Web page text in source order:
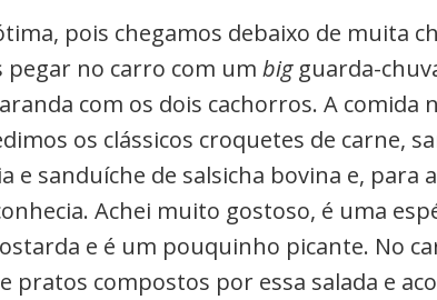
pois chegamos debaixo de muita
no carro com um bigguarda-
com os dois cachorros. A comida
os clássicos croquetes de carne,
e sanduíche de salsicha bovina e, para
Achei muito gostoso, é uma
e é um pouquinho picante. No
pratos compostos por essa salada e